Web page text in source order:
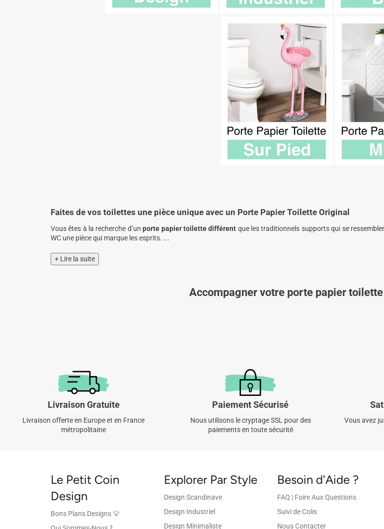
Faites de vos toilettes une pièce unique avec un Porte Papier Toilette Original
Vous êtes à la recherche d’unporte papier toilette différent que les traditionnels supports qui se
WC une pièce qui marque les esprits.
+ Lire la suite
Accompagner votre porte papier
Livraison Gratuite
Livraison offerte en Europe et en France
métropolitaine
Paiement Sécurisé
Nous utilisons le cryptage SSL pour des
paiements en toute sécurité
Vous avez
Le Petit Coin
Design
Bons Plans Designs 💡
Explorer Par Style
Design Scandinave
Design Industriel
Design Minimaliste
Besoin d'Aide ?
FAQ | Foire Aux Questions
Suivi de Colis
Nous Contacter